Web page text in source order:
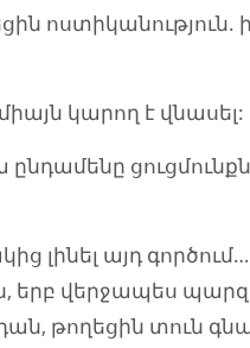
կարող է վնասել:
ընդամենը
լինել այդ
երբ վերջապես
թողեցին տուն